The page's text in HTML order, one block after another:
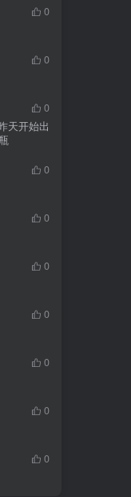
0
0
0
天开始出
0
0
0
0
0
0
0